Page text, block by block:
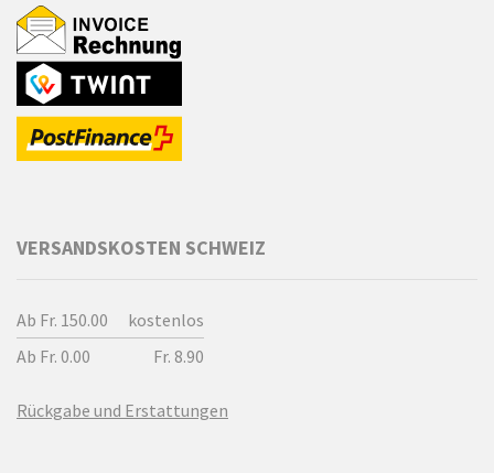
VERSANDSKOSTEN SCHWEIZ
Ab Fr. 150.00
kostenlos
Ab Fr. 0.00
Fr. 8.90
Rückgabe und Erstattungen